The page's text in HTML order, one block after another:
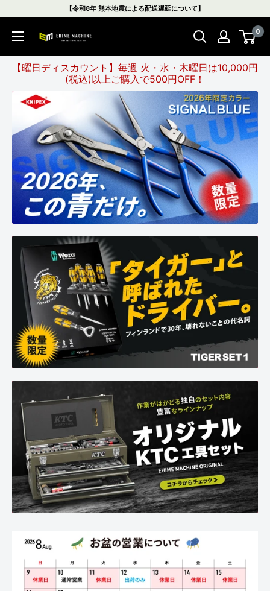
ン
【令和8年 熊本地震による配送遅延について】
エ
メ
シ
ン
本
店
0
【曜日ディスカウント】毎週 火・水・木曜日は10,000円
(税込)以上ご購入で500円OFF！